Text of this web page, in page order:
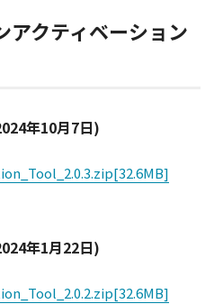
アクティベーション
年10月7日)
[32.6MB]
年1月22日)
[32.6MB]